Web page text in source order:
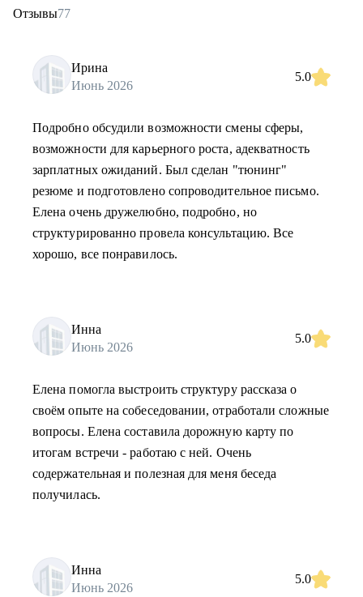
кейсами и аналитикой в сфере карьерного развития
приносит не только финансовый результат, но и личное
удовлетворение, стирая грань между «работой» и «делом
Отзывы77
Ирина
Июнь 2026
5.0
Подробно обсудили возможности смены сферы,
возможности для карьерного роста, адекватность
зарплатных ожиданий. Был сделан "тюнинг"
резюме и подготовлено сопроводительное письмо.
Елена очень дружелюбно, подробно, но
структурированно провела консультацию. Все
хорошо, все понравилось.
Инна
Июнь 2026
5.0
Елена помогла выстроить структуру рассказа о
своём опыте на собеседовании, отработали сложные
вопросы. Елена составила дорожную карту по
итогам встречи - работаю с ней. Очень
содержательная и полезная для меня беседа
получилась.
Инна
Июнь 2026
5.0